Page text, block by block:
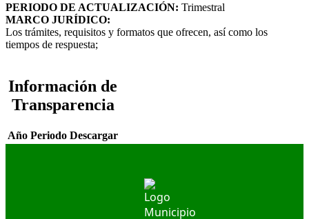
PERIODO DE ACTUALIZACIÓN: Trimestral
MARCO JURÍDICO:
Los trámites, requisitos y formatos que ofrecen, así como los
tiempos de respuesta;
Información de
Transparencia
Año Periodo Descargar